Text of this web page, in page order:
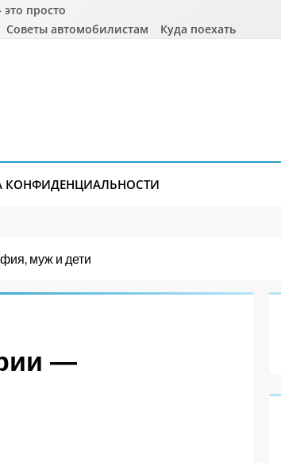
просто
Советы автомобилистам Куда поехать
КОНФИДЕНЦИАЛЬНОСТИ
муж и дети
—